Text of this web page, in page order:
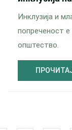
Инклузија и
попреченост
општество.